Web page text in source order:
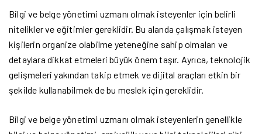
Bilgi ve belge yönetimi uzmanı olmak isteyenler için belirli
nitelikler ve eğitimler gereklidir. Bu alanda çalışmak isteyen
kişilerin organize olabilme yeteneğine sahip olmaları ve
detaylara dikkat etmeleri büyük önem taşır. Ayrıca, teknolojik
gelişmeleri yakından takip etmek ve dijital araçları etkin bir
şekilde kullanabilmek de bu meslek için gereklidir.
Bilgi ve belge yönetimi uzmanı olmak isteyenlerin genellikle